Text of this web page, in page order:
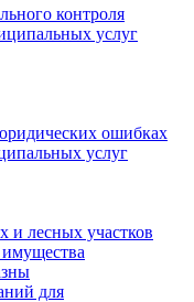
контроля
услуг
ошибках
услуг
и лесных участков
для